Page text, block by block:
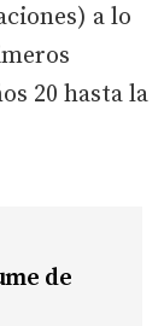
a lo
20 hasta la
de